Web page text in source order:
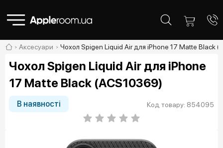
Аксесуари Чохол Spigen Liquid Air для iPhone 17 Matte Black
Чохол Spigen Liquid Air для iPhone
17 Matte Black (ACS10369)
В наявності Код товару: 854095